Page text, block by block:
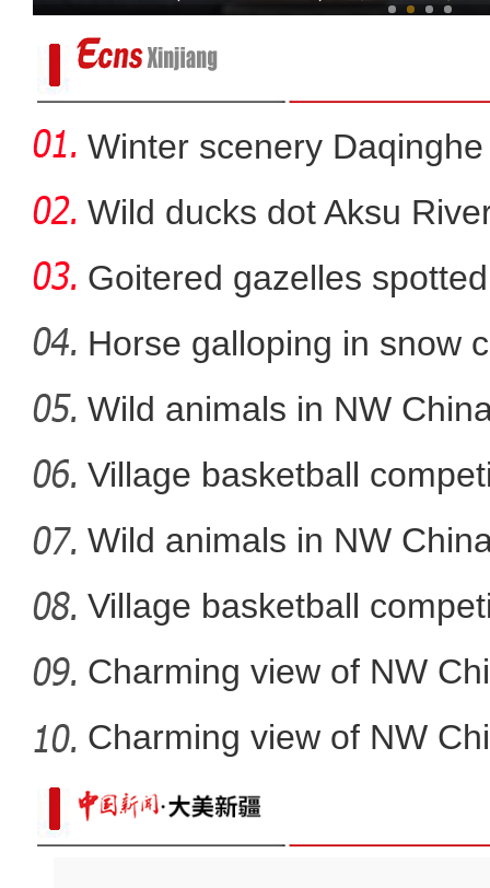
新疆阿克苏：社火耍起
【新春纪事】新疆多部门积
Winter scenery
Wild ducks dot Aksu
Goitered gazelles
Horse galloping in snow
a
Wild animals in NW
Village basketball
Wild animals in NW
Village basketball
Charming view of NW
Charming view of NW